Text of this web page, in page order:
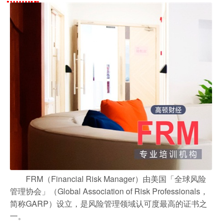
FRM（Financial Risk Manager）由美国「全球风险
管理协会」（Global Association of Risk Professionals，
简称GARP）设立，是风险管理领域认可度最高的证书之
一。